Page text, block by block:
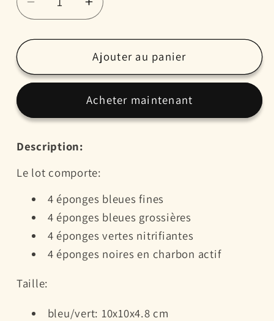
Réduire
la
quantité
Lot
de
éponges
filtre
boîtier
filtration
compatible
filtre
Ciano
Juwel
Biobox
Augmenter
la
quantité
de
Lot
16
éponges
boîtier
filtration
compatible
filtre
Ciano
Juwel
Ajouter au panier
Acheter maintenant
Description:
Le lot comporte:
4 éponges bleues fines
4 éponges bleues grossières
4 éponges vertes nitrifiantes
4 éponges noires en charbon actif
Taille:
bleu/vert: 10x10x4.8 cm